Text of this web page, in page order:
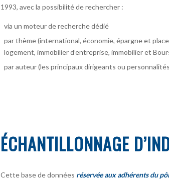
1993, avec la possibilité de rechercher :
via un moteur de recherche dédié
par thème (international, économie, épargne et
logement, immobilier d’entreprise, immobilier et
par auteur(les principaux dirigeants ou
ÉCHANTILLONNAGE
Cette base de données réservée aux adhérents du